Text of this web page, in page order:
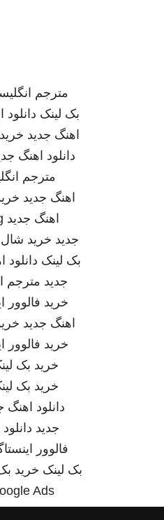
مترجم
بک لینک
اهنگ جدید
دانلود اهنگ
مترجم
اهنگ جدید
اهنگ جدید
جدید خرید
بک لینک دانلود
جدید مترجم
خرید فالوور
اهنگ جدید
خرید فالوور
خرید بک
خرید بک
دانلود اهنگ
جدید
فالوور
بک لینک خرید
Ads